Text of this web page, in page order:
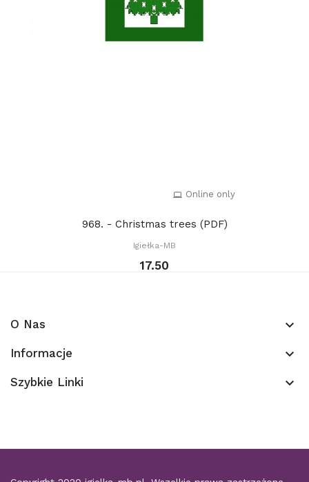
Online only
968. - Christmas trees (PDF)
Igiełka-MB
17.50
O Nas keyboard_arrow_down
Informacje keyboard_arrow_down
Szybkie Linki keyboard_arrow_down